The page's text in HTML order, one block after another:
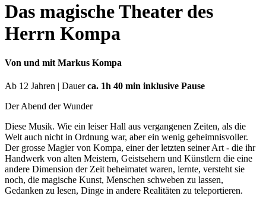
Das magische Theater des
Herrn Kompa
Von und mit Markus Kompa
Ab 12 Jahren | Dauerca. 1h 40 min inklusive Pause
Der Abend der Wunder
Diese Musik. Wie ein leiser Hall aus vergangenen Zeiten, als die
Welt auch nicht in Ordnung war, aber ein wenig geheimnisvoller.
Der grosse Magier von Kompa, einer der letzten seiner Art - die ihr
Handwerk von alten Meistern, Geistsehern und Künstlern die eine
andere Dimension der Zeit beheimatet waren, lernte, versteht sie
noch, die magische Kunst, Menschen schweben zu lassen,
Gedanken zu lesen, Dinge in andere Realitäten zu teleportieren.